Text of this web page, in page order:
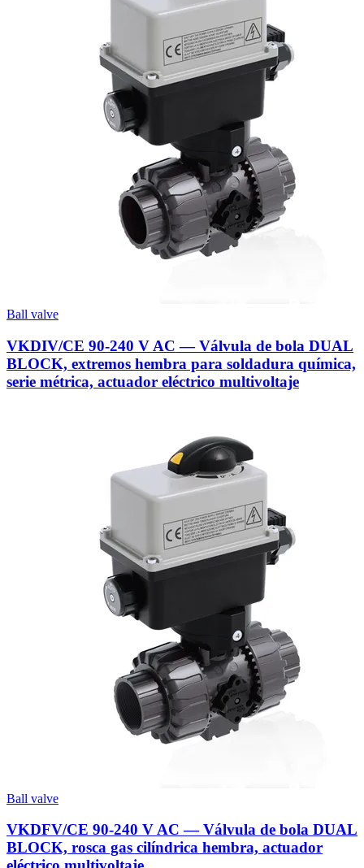
Ball valve
VKDIV/CE 90-240 V AC — Válvula de bola DUAL
BLOCK, extremos hembra para soldadura química,
serie métrica, actuador eléctrico multivoltaje
Ball valve
VKDFV/CE 90-240 V AC — Válvula de bola DUAL
BLOCK, rosca gas cilíndrica hembra, actuador